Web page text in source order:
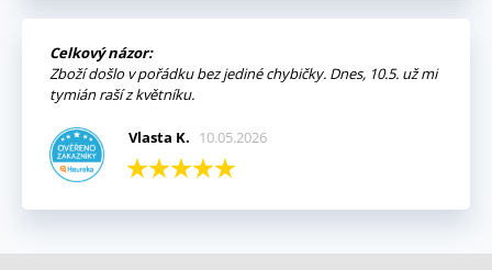
Celkový názor:
Zboží došlo v pořádku bez jediné chybičky. Dnes, 10.5. už mi
tymián raší z květníku.
Vlasta K. 10.05.2026